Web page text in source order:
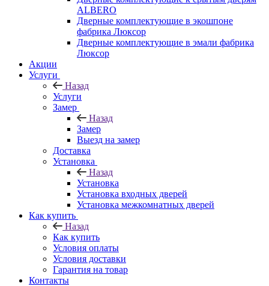
ALBERO
Дверные комплектующие в экошпоне
фабрика Люксор
Дверные комплектующие в эмали фабрика
Люксор
Акции
Услуги
Назад
Услуги
Замер
Назад
Замер
Выезд на замер
Доставка
Установка
Назад
Установка
Установка входных дверей
Установка межкомнатных дверей
Как купить
Назад
Как купить
Условия оплаты
Условия доставки
Гарантия на товар
Контакты